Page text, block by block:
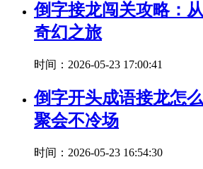
倒字接龙闯关攻略：
奇幻之旅
时间：2026-05-23 17:00:41
倒字开头成语接龙怎
聚会不冷场
时间：2026-05-23 16:54:30